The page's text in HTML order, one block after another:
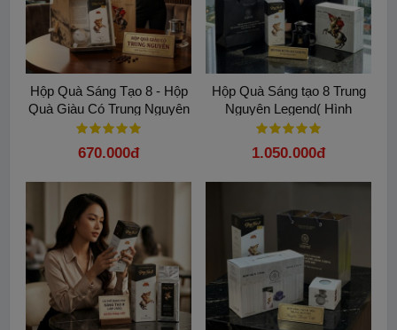
Hướng dẫn sử dụng:
Cho một gói cà phê hòa tan G7 Passiona vào tách. Rót 75ml
nước nóng và khuấy đều. Thưởng thức nóng. UỐNG NÓNG
dùng 1 gói pha với 70-75ml nước nóng. UỐNG LẠNH dùng 2
Bảo quản: Để ở nơi khô ráo, thoáng mát.
Đơn vị sản xuất: Trung Nguyên.
Hộp Quà Sáng Tạo 8 - Hộp
Quà Giàu Có Trung Nguyên
670.000đ
Hộp Quà Sáng tạo 8 Trung
Nguyên Legend( Hình
Napoleon)
1.050.000đ